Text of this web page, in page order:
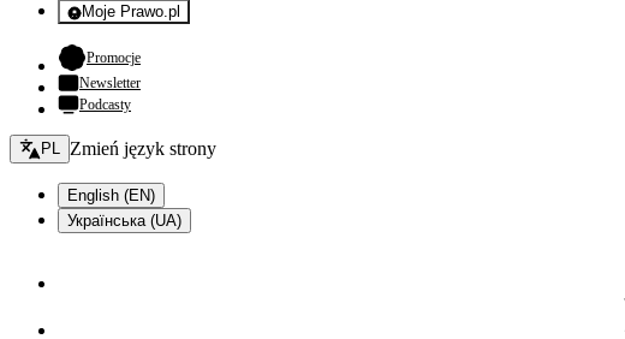
Moje Prawo.pl
- rejestracja i logowanie do serwisu
Promocje- otwiera się w nowej karcie
Newsletter
Podcasty
Zmień język - bieżący:
PL Zmień język strony
English (EN)
Українська (UA)